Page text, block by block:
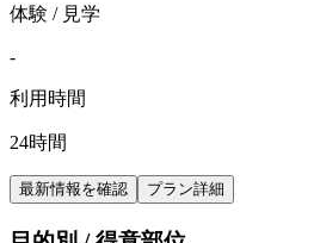
体験 / 見学
-
利用時間
24時間
最新情報を確認 プラン詳細